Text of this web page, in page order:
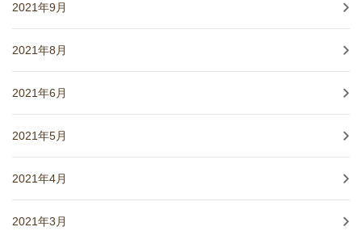
2021年9月
2021年8月
2021年6月
2021年5月
2021年4月
2021年3月